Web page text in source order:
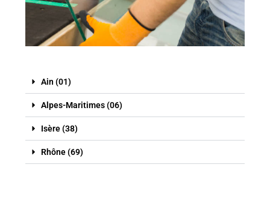
Ain (01)
Alpes-Maritimes (06)
Isère (38)
Rhône (69)